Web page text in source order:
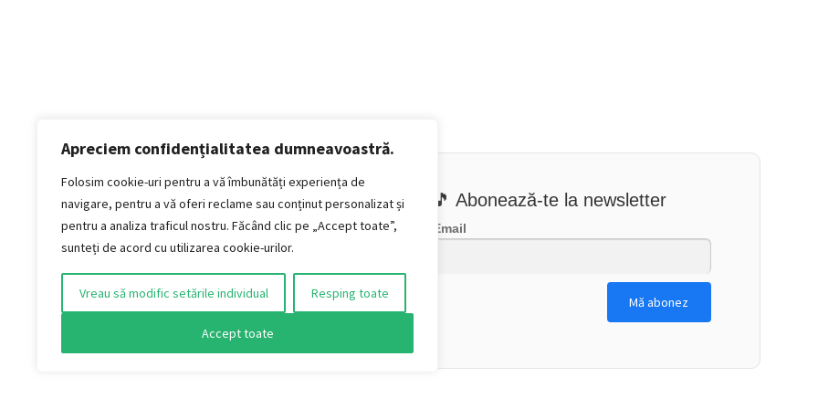
Apreciem confidențialitatea dumneavoastră.
Folosim cookie-uri pentru a vă îmbunătăți experiența de
navigare, pentru a vă oferi reclame sau conținut personalizat și
pentru a analiza traficul nostru. Făcând clic pe „Accept toate”,
sunteți de acord cu utilizarea cookie-urilor.
Vreau să modific setările individual Resping toate
Accept toate
Politică de confidențialitate
Termeni si conditii
Politica de cookies
Politica de livrare și retur
Politica de plată
Formular Retur
AUDIO VINTAGE S.R.L.
🎵 Abonează-te la newsletter
Email